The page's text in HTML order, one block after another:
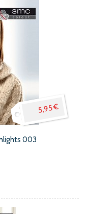
5,95 €
003